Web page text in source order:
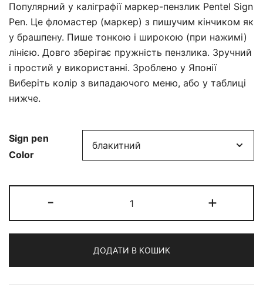
Популярний у каліграфії маркер-пензлик Pentel Sign
Pen. Це фломастер (маркер) з пишучим кінчиком як
у брашпену. Пише тонкою і широкою (при нажимі)
лінією. Довго зберігає пружність пензлика. Зручний
і простий у використанні. Зроблено у Японії
Виберіть колір з випадаючого меню, або у таблиці
нижче.
Sign pen
Color
-
Brush
Sign
Touch
кількість
+
ДОДАТИ В КОШИК